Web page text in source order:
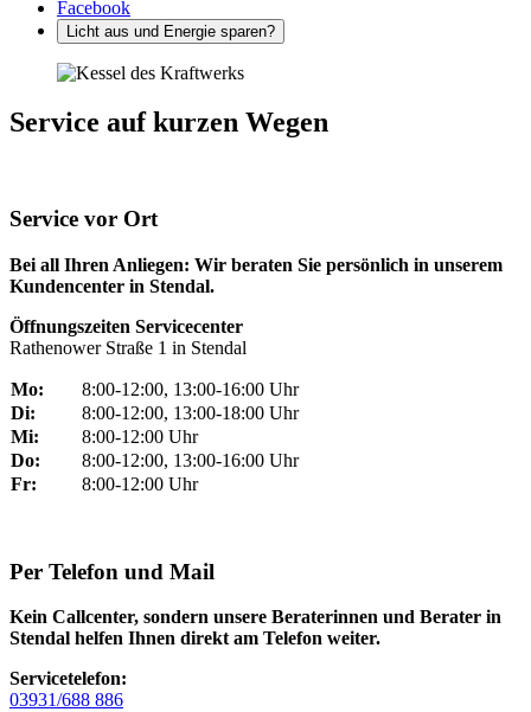
Facebook
Licht aus und Energie sparen?
Service auf kurzen Wegen
Service vor Ort
Bei all Ihren Anliegen: Wir beraten Sie persönlich in unserem
Kundencenter in Stendal.
Öffnungszeiten Servicecenter
Rathenower Straße 1 in Stendal
Mo:
8:00-12:00, 13:00-16:00 Uhr
Di:
8:00-12:00, 13:00-18:00 Uhr
Mi:
8:00-12:00 Uhr
Do:
8:00-12:00, 13:00-16:00 Uhr
Fr:
8:00-12:00 Uhr
Per Telefon und Mail
Kein Callcenter, sondern unsere Beraterinnen und Berater in
Stendal helfen Ihnen direkt am Telefon weiter.
Servicetelefon:
03931/688 886